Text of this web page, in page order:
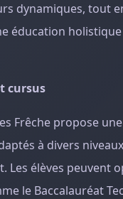
dynamiques, tout
éducation
cursus
Frêche propose
à divers niveaux
Les élèves peuvent
le Baccalauréat